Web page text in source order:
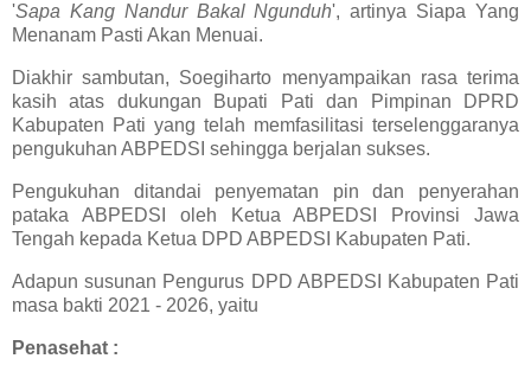
'Sapa Kang Nandur Bakal Ngunduh', artinya Siapa Yang
Menanam Pasti Akan Menuai.
Diakhir sambutan, Soegiharto menyampaikan rasa terima
kasih atas dukungan Bupati Pati dan Pimpinan DPRD
Kabupaten Pati yang telah memfasilitasi terselenggaranya
pengukuhan ABPEDSI sehingga berjalan sukses.
Pengukuhan ditandai penyematan pin dan penyerahan
pataka ABPEDSI oleh Ketua ABPEDSI Provinsi Jawa
Tengah kepada Ketua DPD ABPEDSI Kabupaten Pati.
Adapun susunan Pengurus DPD ABPEDSI Kabupaten Pati
masa bakti 2021 - 2026, yaitu
Penasehat :